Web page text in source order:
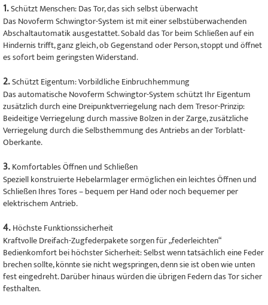
1.Schützt Menschen: Das Tor, das sich selbst überwacht
Das Novoferm Schwingtor-System ist mit einer selbstüberwachenden
Abschaltautomatik ausgestattet. Sobald das Tor beim Schließen auf ein
Hindernis trifft, ganz gleich, ob Gegenstand oder Person, stoppt und öffnet
es sofort beim geringsten Widerstand.
2.Schützt Eigentum: Vorbildliche Einbruchhemmung
Das automatische Novoferm Schwingtor-System schützt Ihr Eigentum
zusätzlich durch eine Dreipunktverriegelung nach dem Tresor-Prinzip:
Beideitige Verriegelung durch massive Bolzen in der Zarge, zusätzliche
Verriegelung durch die Selbsthemmung des Antriebs an der Torblatt-
Oberkante.
3. Komfortables Öffnen und Schließen
Speziell konstruierte Hebelarmlager ermöglichen ein leichtes Öffnen und
Schließen Ihres Tores – bequem per Hand oder noch bequemer per
elektrischem Antrieb.
4. Höchste Funktionssicherheit
Kraftvolle Dreifach-Zugfederpakete sorgen für „federleichten“
Bedienkomfort bei höchster Sicherheit: Selbst wenn tatsächlich eine Feder
brechen sollte, könnte sie nicht wegspringen, denn sie ist oben wie unten
fest eingedreht. Darüber hinaus würden die übrigen Federn das Tor sicher
festhalten.